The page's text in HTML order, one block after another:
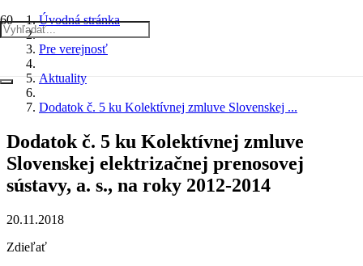
Úvodná stránka
Pre verejnosť
Aktuality
Dodatok č. 5 ku Kolektívnej zmluve Slovenskej ...
Dodatok č. 5 ku Kolektívnej zmluve
Slovenskej elektrizačnej prenosovej
sústavy, a. s., na roky 2012-2014
20.11.2018
Zdieľať